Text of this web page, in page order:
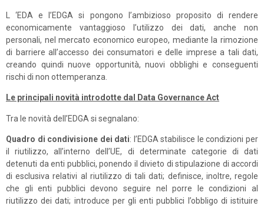
L ‘EDA e l’EDGA si pongono l’ambizioso proposito di rendere
economicamente vantaggioso l’utilizzo dei dati, anche non
personali, nel mercato economico europeo, mediante la rimozione
di barriere all’accesso dei consumatori e delle imprese a tali dati,
creando quindi nuove opportunità, nuovi obblighi e conseguenti
rischi di non ottemperanza.
Le principali novità introdotte dal Data Governance Act
Tra le novità dell’EDGA si segnalano:
Quadro di condivisione dei dati: l’EDGA stabilisce le condizioni per
il riutilizzo, all’interno dell’UE, di determinate categorie di dati
detenuti da enti pubblici, ponendo il divieto di stipulazione di accordi
di esclusiva relativi al riutilizzo di tali dati; definisce, inoltre, regole
che gli enti pubblici devono seguire nel porre le condizioni al
riutilizzo dei dati; introduce per gli enti pubblici l’obbligo di istituire